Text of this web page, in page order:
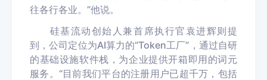
往各行各业。”他说。
硅基流动创始人兼首席执行官袁进辉则提
到，公司定位为AI算力的“Token工厂”，通过自研
的基础设施软件栈，为企业提供开箱即用的词元
服务。“目前我们平台的注册用户已超千万，包括